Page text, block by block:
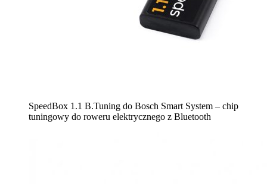
SpeedBox 1.1 B.Tuning do Bosch Smart System – chip
tuningowy do roweru elektrycznego z Bluetooth